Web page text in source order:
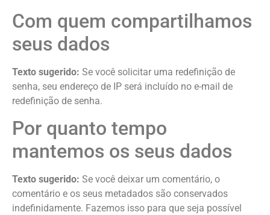
Com quem compartilhamos
seus dados
Texto sugerido: Se você solicitar uma redefinição de
senha, seu endereço de IP será incluído no e-mail de
redefinição de senha.
Por quanto tempo
mantemos os seus dados
Texto sugerido: Se você deixar um comentário, o
comentário e os seus metadados são conservados
indefinidamente. Fazemos isso para que seja possível